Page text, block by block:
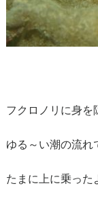
フクロノリに身を
ゆる～い潮の流れ
たまに上に乗った